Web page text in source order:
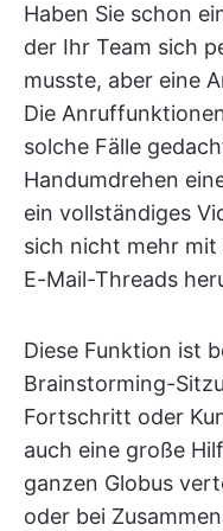
Haben Sie schon
der Ihr Team sich
musste, aber eine
Die
solche Fälle
Handumdrehen
ein vollständiges
sich nicht mehr mit
E-Mail-Threads
Diese Funktion ist
Brainstorming-
Fortschritt oder
auch eine große
ganzen Globus
oder bei